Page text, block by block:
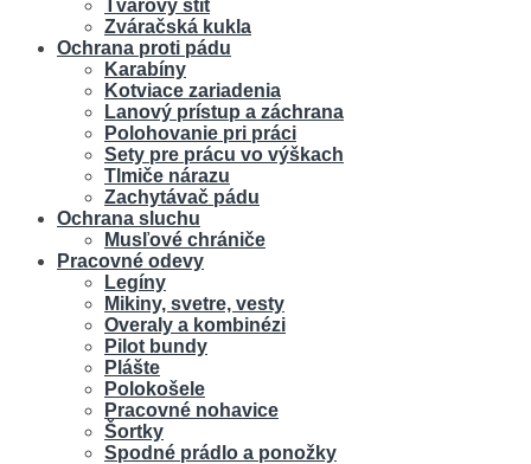
Tvárový štít
Zváračská kukla
Ochrana proti pádu
Karabíny
Kotviace zariadenia
Lanový prístup a záchrana
Polohovanie pri práci
Sety pre prácu vo výškach
Tlmiče nárazu
Zachytávač pádu
Ochrana sluchu
Musľové chrániče
Pracovné odevy
Legíny
Mikiny, svetre, vesty
Overaly a kombinézi
Pilot bundy
Plášte
Polokošele
Pracovné nohavice
Šortky
Spodné prádlo a ponožky